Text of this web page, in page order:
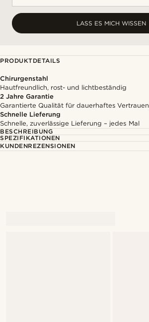
LASS ES MICH WISSEN
PRODUKTDETAILS
Chirurgenstahl
Hautfreundlich, rost- und lichtbeständig
2 Jahre Garantie
Garantierte Qualität für dauerhaftes Vertrauen
Schnelle Lieferung
Schnelle, zuverlässige Lieferung – jedes Mal
BESCHREIBUNG
SPEZIFIKATIONEN
KUNDENREZENSIONEN